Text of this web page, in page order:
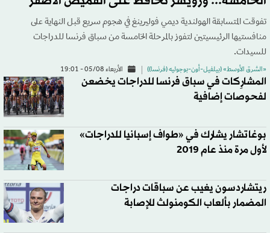
تفوقت المتسابقة الهولندية ديمي فوليرينغ في هجوم سريع قبل النهاية على
منافستيها الرئيسيتين لتفوز بالمرحلة الخامسة من سباق فرنسا للدراجات
للسيدات.
«الشرق الأوسط» (بيلفيل-أون-بوجوليه (فرنسا)) الأربعاء 05/08 - 19:01
المشارِكات في سباق فرنسا للدراجات يخضعن
لفحوصات إضافية
بوغاتشار يشارك في «طواف إسبانيا للدراجات»
لأول مرة منذ عام 2019
ريتشاردسون يغيب عن سباقات دراجات
المضمار بألعاب الكومنولث للإصابة